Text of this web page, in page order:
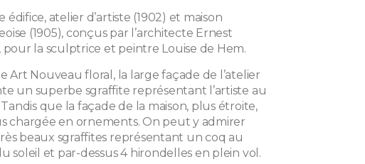
édifice, atelier d’artiste (1902) et maison
(1905), conçus par l’architecte Ernest
pour la sculptrice et peintre Louise de Hem.
Art Nouveau floral, la large façade de l’atelier
un superbe sgraffite représentant l’artiste au
que la façade de la maison, plus étroite,
chargée en ornements. On peut y admirer
beaux sgraffites représentant un coq au
soleil et par-dessus 4 hirondelles en plein vol.